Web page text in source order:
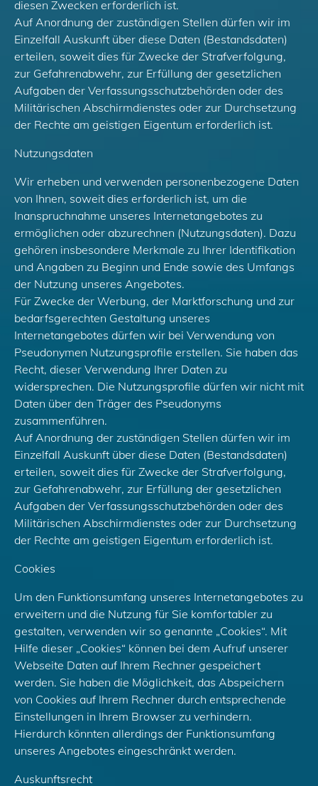
diesen Zwecken erforderlich ist.
Auf Anordnung der zuständigen Stellen dürfen wir im
Einzelfall Auskunft über diese Daten (Bestandsdaten)
erteilen, soweit dies für Zwecke der Strafverfolgung,
zur Gefahrenabwehr, zur Erfüllung der gesetzlichen
Aufgaben der Verfassungsschutzbehörden oder des
Militärischen Abschirmdienstes oder zur Durchsetzung
der Rechte am geistigen Eigentum erforderlich ist.
Nutzungsdaten
Wir erheben und verwenden personenbezogene Daten
von Ihnen, soweit dies erforderlich ist, um die
Inanspruchnahme unseres Internetangebotes zu
ermöglichen oder abzurechnen (Nutzungsdaten). Dazu
gehören insbesondere Merkmale zu Ihrer Identifikation
und Angaben zu Beginn und Ende sowie des Umfangs
der Nutzung unseres Angebotes.
Für Zwecke der Werbung, der Marktforschung und zur
bedarfsgerechten Gestaltung unseres
Internetangebotes dürfen wir bei Verwendung von
Pseudonymen Nutzungsprofile erstellen. Sie haben das
Recht, dieser Verwendung Ihrer Daten zu
widersprechen. Die Nutzungsprofile dürfen wir nicht mit
Daten über den Träger des Pseudonyms
zusammenführen.
Auf Anordnung der zuständigen Stellen dürfen wir im
Einzelfall Auskunft über diese Daten (Bestandsdaten)
erteilen, soweit dies für Zwecke der Strafverfolgung,
zur Gefahrenabwehr, zur Erfüllung der gesetzlichen
Aufgaben der Verfassungsschutzbehörden oder des
Militärischen Abschirmdienstes oder zur Durchsetzung
der Rechte am geistigen Eigentum erforderlich ist.
Cookies
Um den Funktionsumfang unseres Internetangebotes zu
erweitern und die Nutzung für Sie komfortabler zu
gestalten, verwenden wir so genannte „Cookies“. Mit
Hilfe dieser „Cookies“ können bei dem Aufruf unserer
Webseite Daten auf Ihrem Rechner gespeichert
werden. Sie haben die Möglichkeit, das Abspeichern
von Cookies auf Ihrem Rechner durch entsprechende
Einstellungen in Ihrem Browser zu verhindern.
Hierdurch könnten allerdings der Funktionsumfang
unseres Angebotes eingeschränkt werden.
Auskunftsrecht